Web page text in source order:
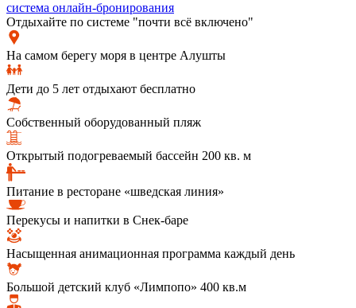
система онлайн-бронирования
Отдыхайте по системе "почти всё включено"
На самом берегу моря в центре Алушты
Дети до 5 лет отдыхают бесплатно
Собственный оборудованный пляж
Открытый подогреваемый бассейн 200 кв. м
Питание в ресторане «шведская линия»
Перекусы и напитки в Снек-баре
Насыщенная анимационная программа каждый день
Большой детский клуб «Лимпопо» 400 кв.м